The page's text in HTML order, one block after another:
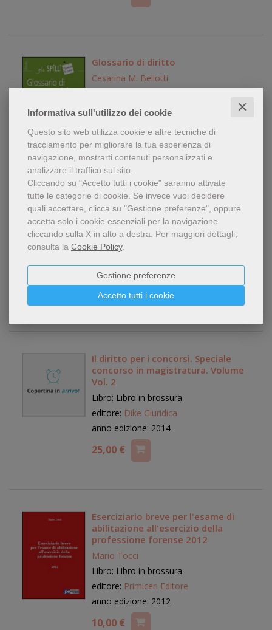
Informativa sull'utilizzo dei cookie ✕
Questo sito web utilizza cookie e altre tecniche di
tracciamento per migliorare la tua esperienza di
navigazione, mostrarti contenuti personalizzati e
analizzare il traffico sul sito.
Cliccando su "Accetto tutti i cookie" saranno attivate
tutte le categorie di cookie. Se invece vuoi decidere
quali accettare, clicca su "Gestione preferenze", oppure
accetta solo i cookie essenziali per la navigazione
cliccando sulla X in alto a destra. Per maggiori dettagli,
consulta la Cookie Policy.
Accetto tutti i cookie
Gestione preferenze
Glossario di diritto
Cesarina M. Bellotti
editore:Alpha Test
8,90 €
Speciale concorso in magistratura.
Volume Vol. 1
Libro: Libro in brossura
editore:
anno edizione: 2014
25,00 €
Il diritto per i concorsi. Speciale
concorso in magistratura. Volume
Vol. 2
Libro: Libro in brossura
editore: Dike Giuridica
anno edizione: 2014
25,00 €
Eserciziario breve per l'esame di
abilitazione all'esercizio della
professione forense 2012
Mario Tocci
Libro: Libro in brossura
editore: Primiceri Editore
anno edizione: 2012
10,00 €